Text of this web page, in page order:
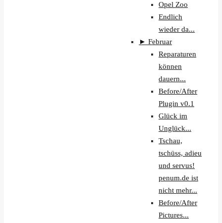
Opel Zoo
Endlich
wieder da...
► Februar
Reparaturen
können
dauern...
Before/After
Plugin v0.1
Glück im
Unglück...
Tschau,
tschüss, adieu
und servus!
penum.de ist
nicht mehr...
Before/After
Pictures...